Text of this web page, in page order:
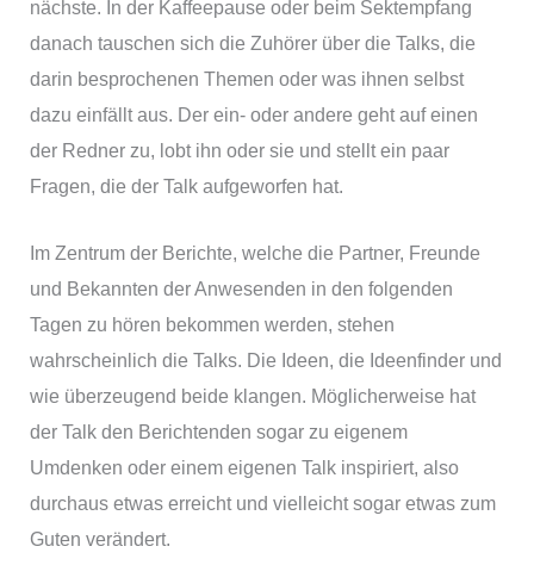
nächste. In der Kaffeepause oder beim Sektempfang
danach tauschen sich die Zuhörer über die Talks, die
darin besprochenen Themen oder was ihnen selbst
dazu einfällt aus. Der ein- oder andere geht auf einen
der Redner zu, lobt ihn oder sie und stellt ein paar
Fragen, die der Talk aufgeworfen hat.
Im Zentrum der Berichte, welche die Partner, Freunde
und Bekannten der Anwesenden in den folgenden
Tagen zu hören bekommen werden, stehen
wahrscheinlich die Talks. Die Ideen, die Ideenfinder und
wie überzeugend beide klangen. Möglicherweise hat
der Talk den Berichtenden sogar zu eigenem
Umdenken oder einem eigenen Talk inspiriert, also
durchaus etwas erreicht und vielleicht sogar etwas zum
Guten verändert.